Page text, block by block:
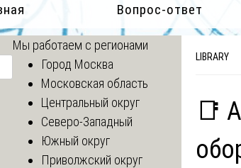
Вопрос-ответ
LIBRARY
📑
Мы работаем с регионами
Город Москва
Московская область
Центральный округ
Северо-Западный
Южный округ
Приволжский округ